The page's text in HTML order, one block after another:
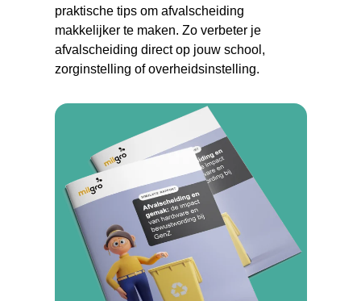
praktische tips om afvalscheiding
makkelijker te maken. Zo verbeter je
afvalscheiding direct op jouw school,
zorginstelling of overheidsinstelling.